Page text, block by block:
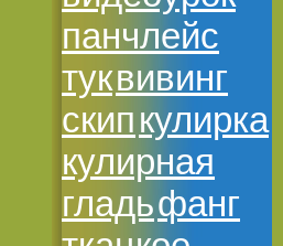
панчлейс
туквивинг
скипкулирка
кулирная
гладьфанг